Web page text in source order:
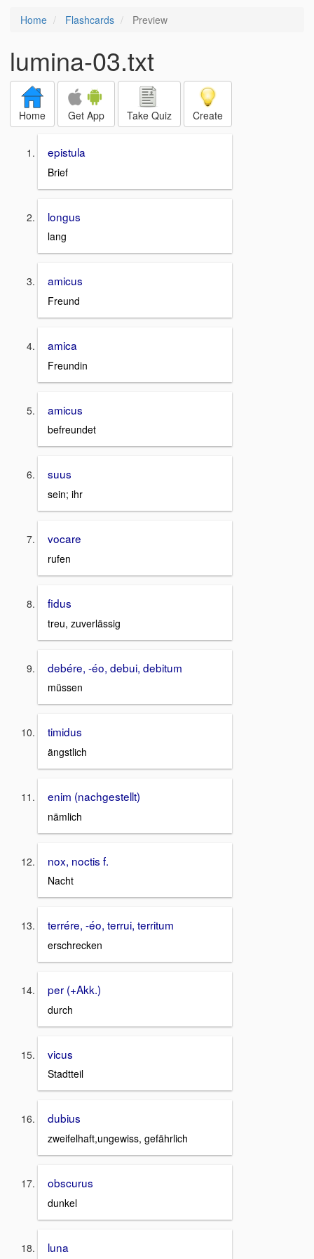
Home Flashcards Preview
lumina-03.txt
Home Get App Take Quiz Create
epistula
Brief
longus
lang
amicus
Freund
amica
Freundin
amicus
befreundet
suus
sein; ihr
vocare
rufen
fidus
treu, zuverlässig
debére, -éo, debui, debitum
müssen
timidus
ängstlich
enim (nachgestellt)
nämlich
nox, noctis f.
Nacht
terrére, -éo, terrui, territum
erschrecken
per (+Akk.)
durch
vicus
Stadtteil
dubius
zweifelhaft,ungewiss, gefährlich
obscurus
dunkel
luna